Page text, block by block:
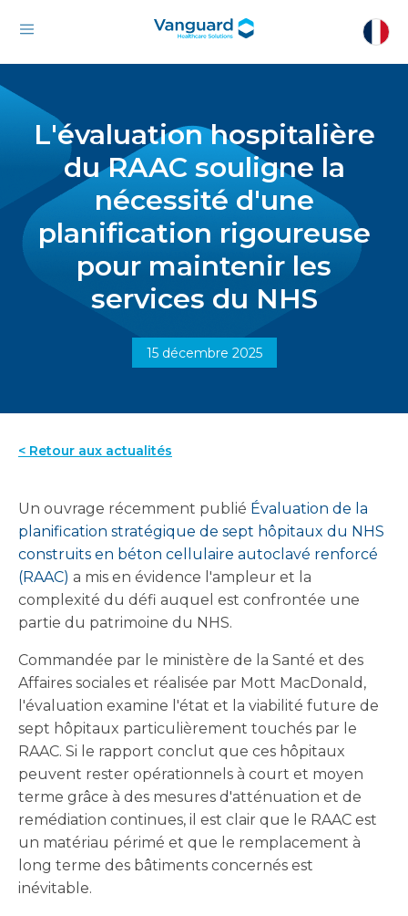
L'évaluation hospitalière
du RAAC souligne la
nécessité d'une
planification rigoureuse
pour maintenir les
services du NHS
15 décembre 2025
< Retour aux actualités
Un ouvrage récemment publié Évaluation de la
planification stratégique de sept hôpitaux du NHS
construits en béton cellulaire autoclavé renforcé
(RAAC) a mis en évidence l'ampleur et la
complexité du défi auquel est confrontée une
partie du patrimoine du NHS.
Commandée par le ministère de la Santé et des
Affaires sociales et réalisée par Mott MacDonald,
l'évaluation examine l'état et la viabilité future de
sept hôpitaux particulièrement touchés par le
RAAC. Si le rapport conclut que ces hôpitaux
peuvent rester opérationnels à court et moyen
terme grâce à des mesures d'atténuation et de
remédiation continues, il est clair que le RAAC est
un matériau périmé et que le remplacement à
long terme des bâtiments concernés est
inévitable.